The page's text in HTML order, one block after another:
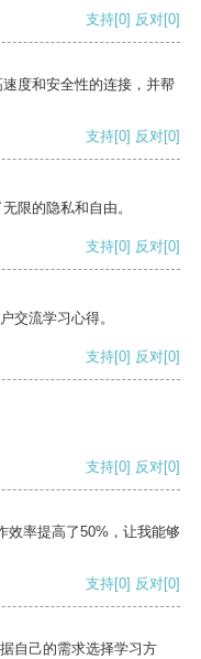
支持[0] 反对[0]
度和安全性的连接，并帮
支持[0] 反对[0]
限的隐私和自由。
支持[0] 反对[0]
交流学习心得。
支持[0] 反对[0]
支持[0] 反对[0]
效率提高了50%，让我能够
支持[0] 反对[0]
自己的需求选择学习方